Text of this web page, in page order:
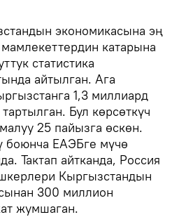
экономикасына эң
катарына
статистика
айтылган. Ага
1,3 миллиард
Бул көрсөткүч
25 пайызга өскөн.
боюнча ЕАЭБге мүчө
Тактап айтканда, Россия
Кыргызстандын
300 миллион
жумшаган.